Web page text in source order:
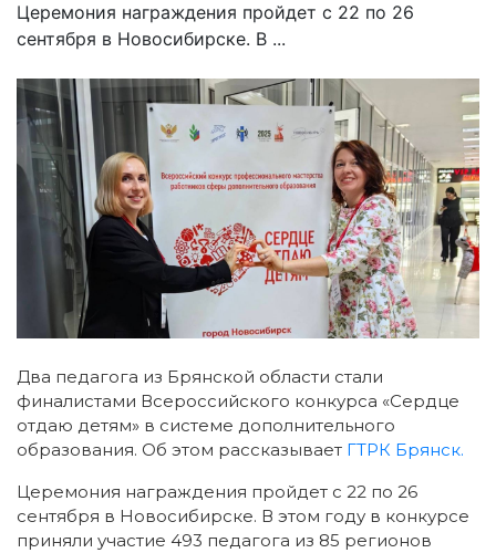
Церемония награждения пройдет с 22 по 26
сентября в Новосибирске. В ...
Два педагога из Брянской области стали
финалистами Всероссийского конкурса «Сердце
отдаю детям» в системе дополнительного
образования. Об этом рассказывает ГТРК Брянск.
Церемония награждения пройдет с 22 по 26
сентября в Новосибирске. В этом году в конкурсе
приняли участие 493 педагога из 85 регионов